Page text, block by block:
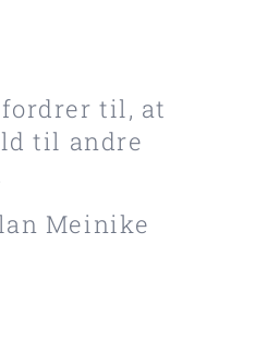
til, at
til andre
Meinike